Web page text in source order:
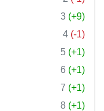
3 (+9)
4 (-1)
5 (+1)
6 (+1)
7 (+1)
8 (+1)